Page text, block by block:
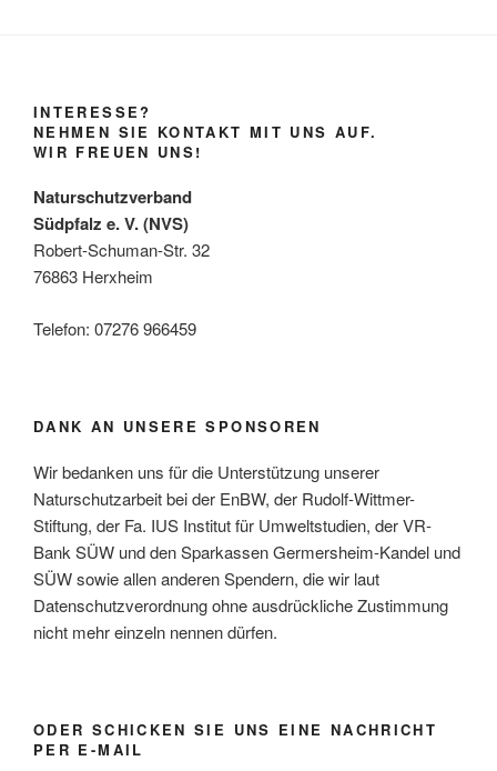
INTERESSE?
NEHMEN SIE KONTAKT MIT UNS AUF.
WIR FREUEN UNS!
Naturschutzverband
Südpfalz e. V. (NVS)
Robert-Schuman-Str. 32
76863 Herxheim
Telefon: 07276 966459
DANK AN UNSERE SPONSOREN
Wir bedanken uns für die Unterstützung unserer
Naturschutzarbeit bei der EnBW, der Rudolf-Wittmer-
Stiftung, der Fa. IUS Institut für Umweltstudien, der VR-
Bank SÜW und den Sparkassen Germersheim-Kandel und
SÜW sowie allen anderen Spendern, die wir laut
Datenschutzverordnung ohne ausdrückliche Zustimmung
nicht mehr einzeln nennen dürfen.
ODER SCHICKEN SIE UNS EINE NACHRICHT
PER E-MAIL